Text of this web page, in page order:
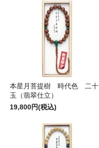
本星月菩提樹 時代色 二十
玉（翡翠仕立）
19,800円(税込)